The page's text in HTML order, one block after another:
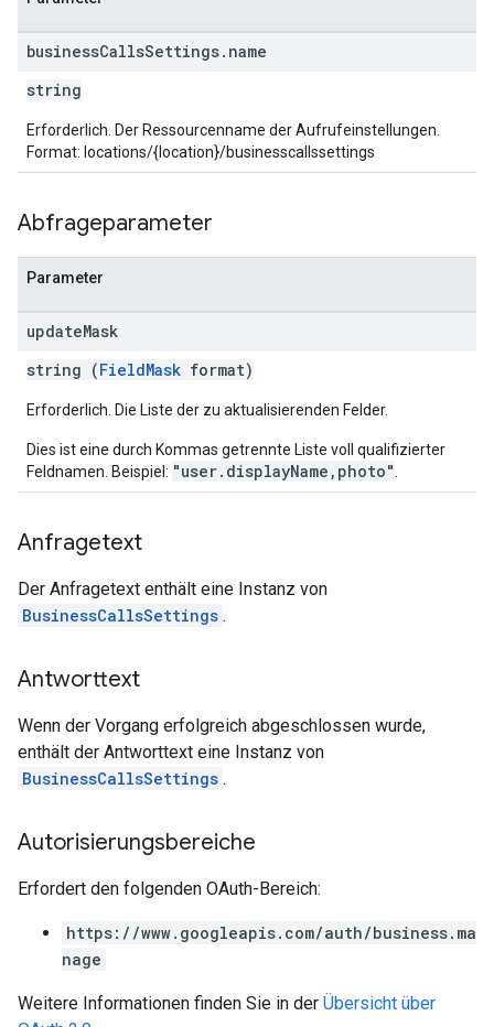
businessCallsSettings. name
string
Erforderlich. Der Ressourcenname der Aufrufeinstellungen.
Format: locations/{location}/businesscallssettings
Abfrageparameter
Parameter
updateMask
string (FieldMask format)
Erforderlich. Die Liste der zu aktualisierenden Felder.
Dies ist eine durch Kommas getrennte Liste voll qualifizierter
Feldnamen. Beispiel: "user.displayName,photo"
Anfragetext
Der Anfragetext enthält eine Instanz von
BusinessCallsSettings .
Antworttext
Wenn der Vorgang erfolgreich abgeschlossen wurde,
enthält der Antworttext eine Instanz von
BusinessCallsSettings .
Autorisierungsbereiche
Erfordert den folgenden OAuth-Bereich:
https://www.googleapis.com/auth/business.ma
nage
Weitere Informationen finden Sie in der Übersicht über